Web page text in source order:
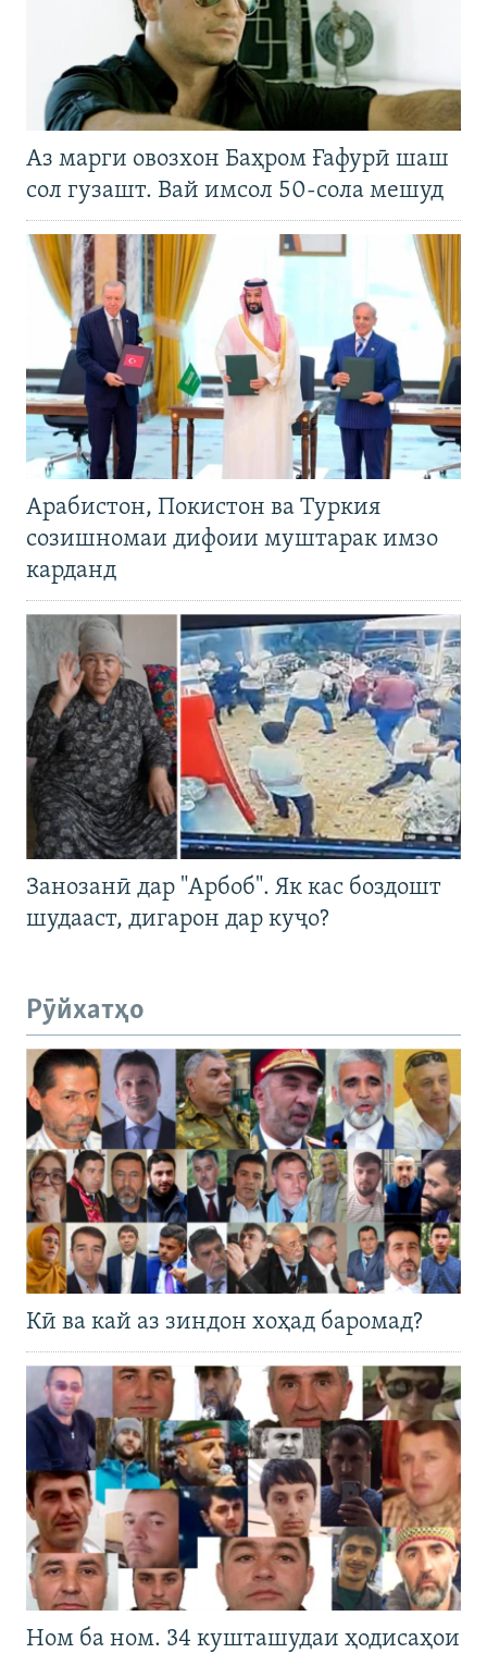
Аз марги овозхон Баҳром Ғафурӣ шаш
сол гузашт. Вай имсол 50-сола мешуд
Арабистон, Покистон ва Туркия
созишномаи дифоии муштарак имзо
карданд
Занозанӣ дар "Арбоб". Як кас боздошт
шудааст, дигарон дар куҷо?
Рӯйхатҳо
Кӣ ва кай аз зиндон хоҳад баромад?
Ном ба ном. 34 кушташудаи ҳодисаҳои